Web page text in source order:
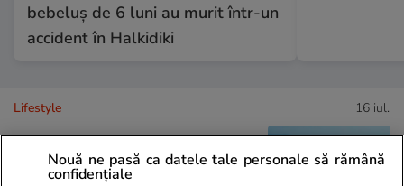
bebeluș de 6 luni au murit într-un
accident în Halkidiki
Lifestyle 16 iul.
Cum îţi laşi casa în siguranţă
Nouă ne pasă ca datele tale personale să rămână
confidențiale